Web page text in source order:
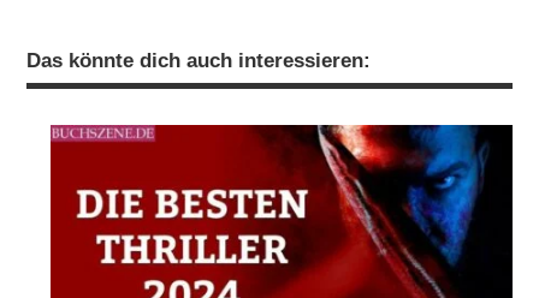
Das könnte dich auch interessieren: